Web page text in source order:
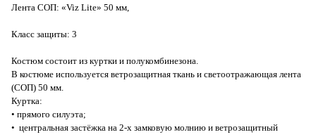
Лента СОП: «Viz Lite» 50 мм,
Класс защиты: 3
Костюм состоит из куртки и полукомбинезона.
В костюме используется ветрозащитная ткань и светоотражающая лента
(СОП) 50 мм.
Куртка:
• прямого силуэта;
• центральная застёжка на 2-х замковую молнию и ветрозащитный